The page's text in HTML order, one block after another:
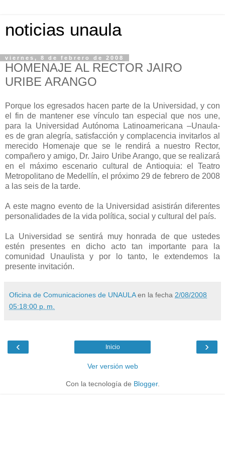
noticias unaula
viernes, 8 de febrero de 2008
HOMENAJE AL RECTOR JAIRO
URIBE ARANGO
Porque los egresados hacen parte de la Universidad, y con
el fin de mantener ese vínculo tan especial que nos une,
para la Universidad Autónoma Latinoamericana –Unaula-
es de gran alegría, satisfacción y complacencia invitarlos al
merecido Homenaje que se le rendirá a nuestro Rector,
compañero y amigo, Dr. Jairo Uribe Arango, que se realizará
en el máximo escenario cultural de Antioquia: el Teatro
Metropolitano de Medellín, el próximo 29 de febrero de 2008
a las seis de la tarde.
A este magno evento de la Universidad asistirán diferentes
personalidades de la vida política, social y cultural del país.
La Universidad se sentirá muy honrada de que ustedes
estén presentes en dicho acto tan importante para la
comunidad Unaulista y por lo tanto, le extendemos la
presente invitación.
Oficina de Comunicaciones de UNAULA en la fecha 2/08/2008
05:18:00 p. m.
‹ ›
Inicio
Ver versión web
Con la tecnología de Blogger.